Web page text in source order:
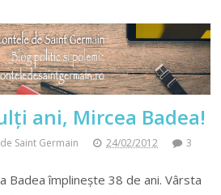
ani, Mircea Badea!
Saint Germain 24/02/2012
3
Badea împlinește 38 de ani. Vârsta